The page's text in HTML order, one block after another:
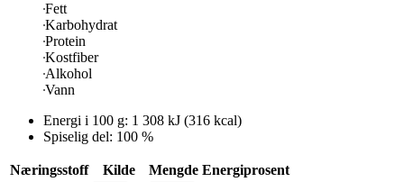
Fett
Karbohydrat
Protein
Kostfiber
Alkohol
Vann
Energi i 100 g: 1 308 kJ (316 kcal)
Spiselig del: 100 %
Næringsstoff Kilde Mengde Energiprosent